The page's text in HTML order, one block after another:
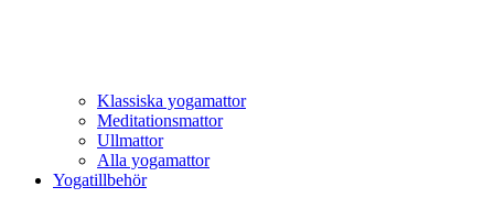
Klassiska yogamattor
Meditationsmattor
Ullmattor
Alla yogamattor
Yogatillbehör